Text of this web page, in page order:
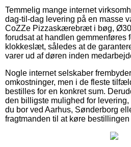
Temmelig mange internet
dag-til-dag levering på en masse
CoZZe Pizzaskærebræt i bøg,
forudsat at handlen gemmenføres
klokkeslæt, således at de
varer ud af døren inden
Nogle internet selskaber
omkostninger, men i de fleste
bestilles for en konkret sum.
den billigste mulighed for
du bor ved Aarhus, Sønderborg
fragtmanden til at køre